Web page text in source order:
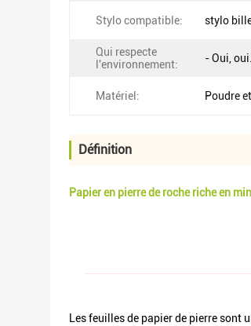
Stylo compatible: stylo
Qui respecte
l'environnement:
- Oui, oui.
Matériel: Poudre
Définition
Papier en pierre de roche riche en
Les feuilles de papier de pierre